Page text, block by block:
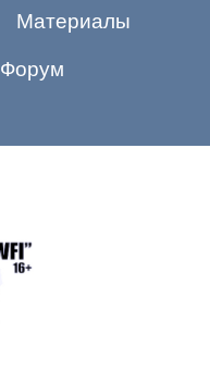
Материалы
Форум